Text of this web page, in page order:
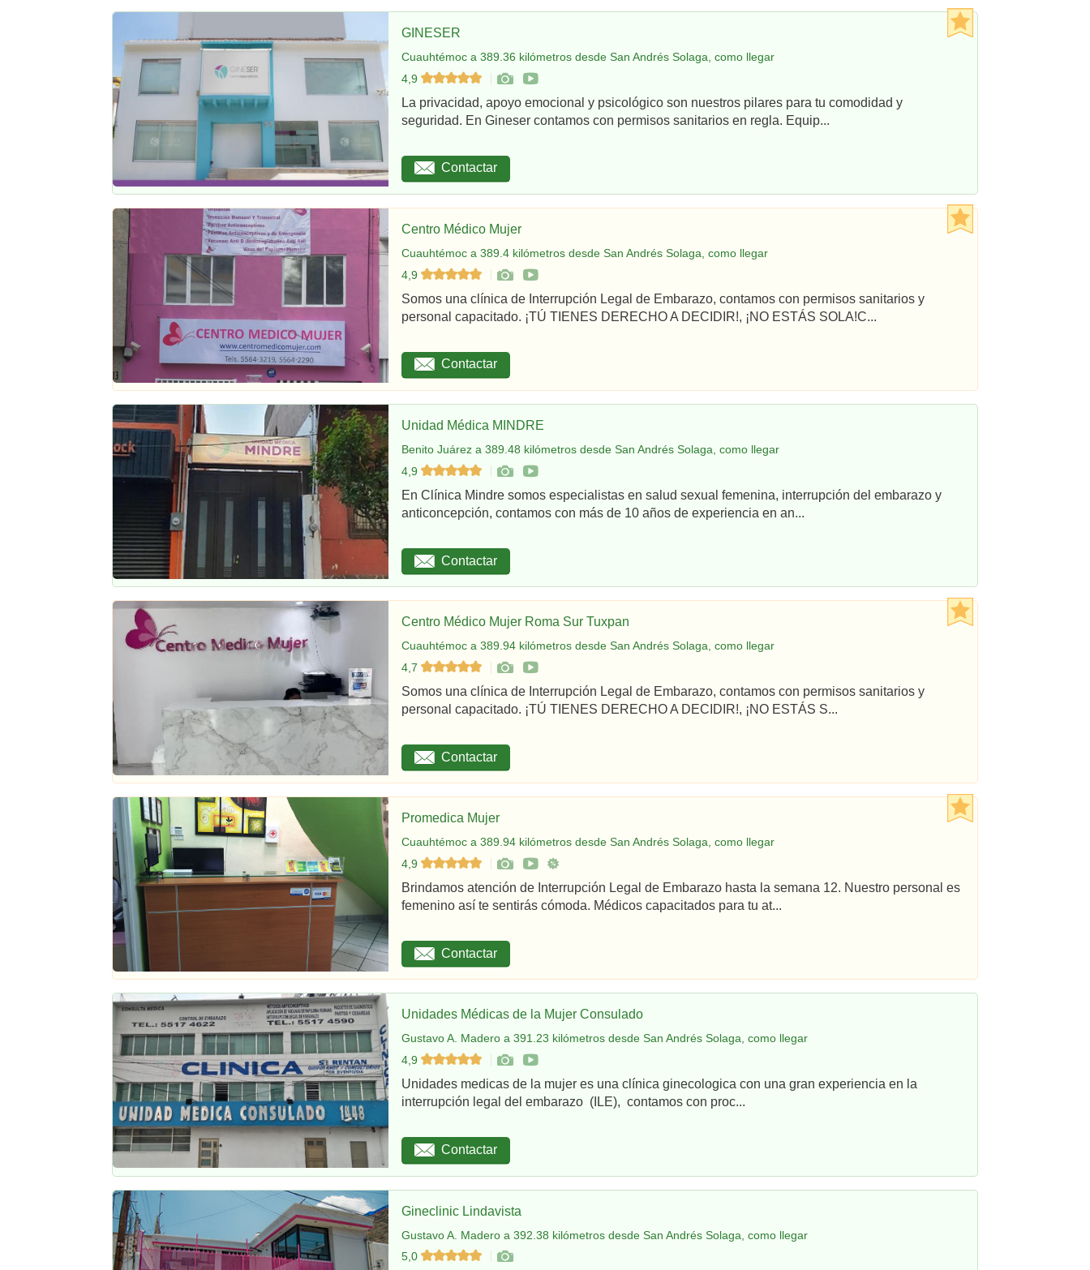
GINESER
Cuauhtémoc a 389.36 kilómetros desde San Andrés Solaga, como llegar
4,9
La privacidad, apoyo emocional y psicológico son nuestros pilares para tu comodidad y
seguridad. En Gineser contamos con permisos sanitarios en regla. Equip...
Contactar
Centro Médico Mujer
Cuauhtémoc a 389.4 kilómetros desde San Andrés Solaga, como llegar
4,9
Somos una clínica de Interrupción Legal de Embarazo, contamos con permisos sanitarios y
personal capacitado. ¡TÚ TIENES DERECHO A DECIDIR!, ¡NO ESTÁS SOLA!C...
Contactar
Unidad Médica MINDRE
Benito Juárez a 389.48 kilómetros desde San Andrés Solaga, como llegar
4,9
En Clínica Mindre somos especialistas en salud sexual femenina, interrupción del embarazo y
anticoncepción, contamos con más de 10 años de experiencia en an...
Contactar
Centro Médico Mujer Roma Sur Tuxpan
Cuauhtémoc a 389.94 kilómetros desde San Andrés Solaga, como llegar
4,7
Somos una clínica de Interrupción Legal de Embarazo, contamos con permisos sanitarios y
personal capacitado. ¡TÚ TIENES DERECHO A DECIDIR!, ¡NO ESTÁS S...
Contactar
Promedica Mujer
Cuauhtémoc a 389.94 kilómetros desde San Andrés Solaga, como llegar
4,9
Brindamos atención de Interrupción Legal de Embarazo hasta la semana 12. Nuestro personal es
femenino así te sentirás cómoda. Médicos capacitados para tu at...
Contactar
Unidades Médicas de la Mujer Consulado
Gustavo A. Madero a 391.23 kilómetros desde San Andrés Solaga, como llegar
4,9
Unidades medicas de la mujer es una clínica ginecologica con una gran experiencia en la
interrupción legal del embarazo (ILE), contamos con proc...
Contactar
Gineclinic Lindavista
Gustavo A. Madero a 392.38 kilómetros desde San Andrés Solaga, como llegar
5,0